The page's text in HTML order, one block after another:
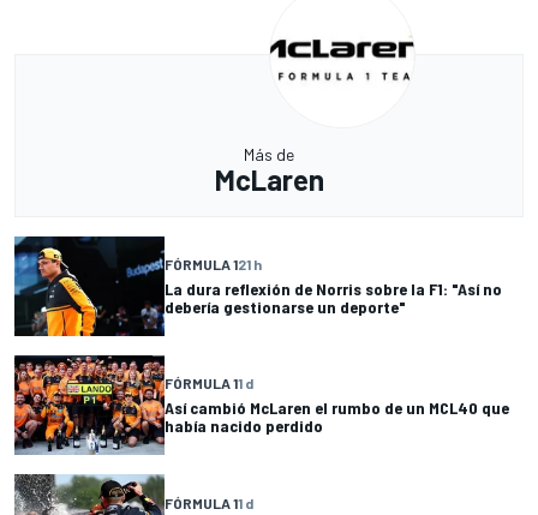
Más de
McLaren
FÓRMULA 121 h
La dura reflexión de Norris sobre la F1: "Así no
debería gestionarse un deporte"
FÓRMULA 11 d
Así cambió McLaren el rumbo de un MCL40 que
había nacido perdido
FÓRMULA 11 d